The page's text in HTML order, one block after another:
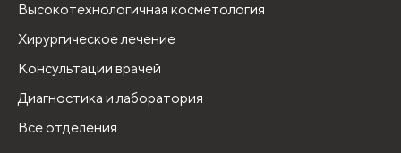
Высокотехнологичная косметология
Хирургическое лечение
Консультации врачей
Диагностика и лаборатория
Все отделения